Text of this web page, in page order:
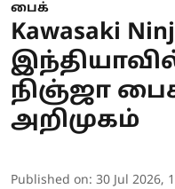
பைக்
Kawasaki
நிஞ்ஜா பைக்
அறிமுகம்
Published on: 30 Jul 2026,